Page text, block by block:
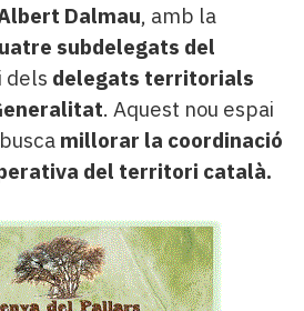
Dalmau, amb la
subdelegats del
i dels delegats territorials
. Aquest nou espai
millorar la coordinació
del territori català.